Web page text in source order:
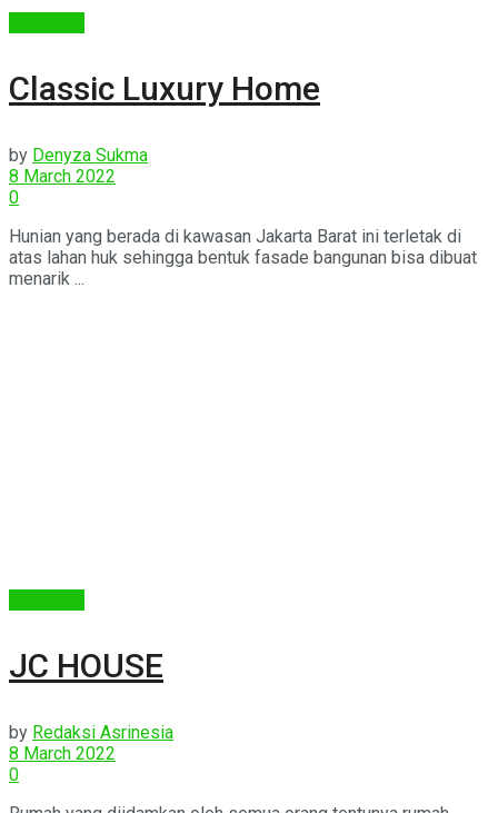
Classic Luxury Home
by Denyza Sukma
8 March 2022
0
Hunian yang berada di kawasan Jakarta Barat ini terletak di
atas lahan huk sehingga bentuk fasade bangunan bisa dibuat
menarik ...
JC HOUSE
by Redaksi Asrinesia
8 March 2022
0